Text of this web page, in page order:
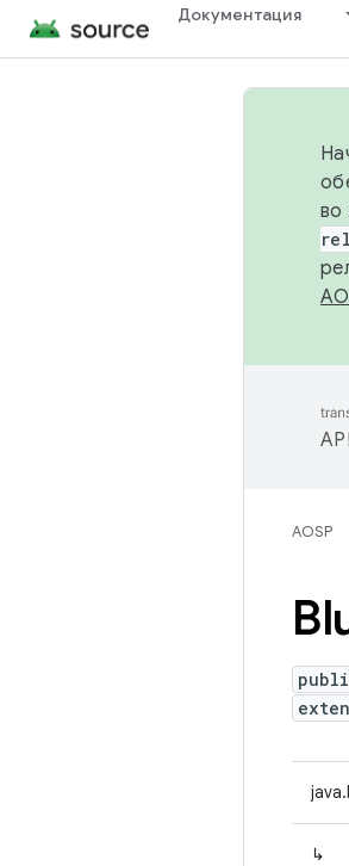
Документация
во
API
AOSP
↳